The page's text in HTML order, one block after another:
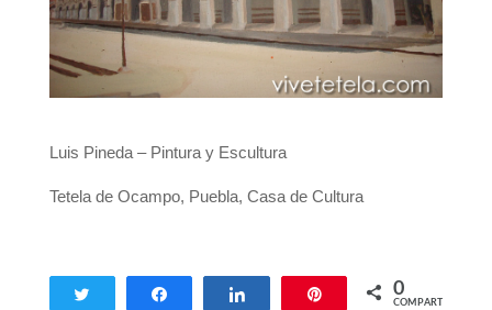
Luis Pineda – Pintura y Escultura
Tetela de Ocampo, Puebla, Casa de Cultura
Twittear Compartir Compartir 0
COMPARTIR